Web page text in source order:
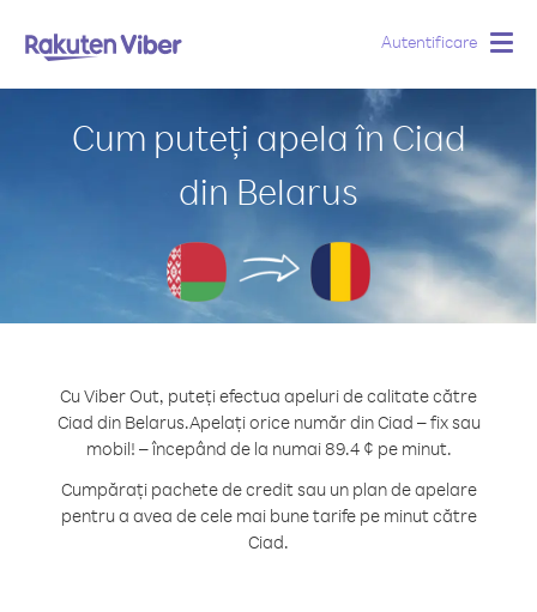
Autentificare
Cum puteți apela în Ciad
din Belarus
Cu Viber Out, puteți efectua apeluri de calitate către
Ciad din Belarus.Apelați orice număr din Ciad – fix sau
mobil! – începând de la numai 89.4 ¢ pe minut.
Cumpărați pachete de credit sau un plan de apelare
pentru a avea de cele mai bune tarife pe minut către
Ciad.